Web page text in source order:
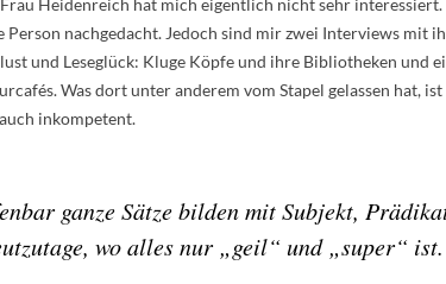
nachgedacht. Jedoch sind mir zwei Interviews mit
und Leseglück: Kluge Köpfe und ihre Bibliotheken und
Was dort unter anderem vom Stapel gelassen hat,
inkompetent.
ganze Sätze bilden mit Subjekt,
wo alles nur „geil“ und „super“ ist.